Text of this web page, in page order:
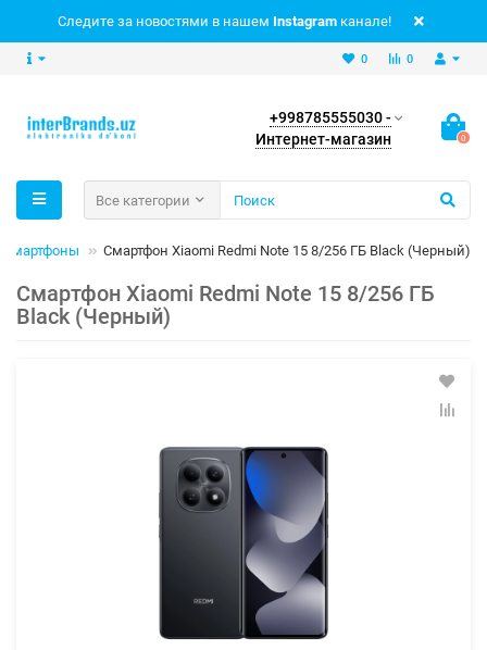
Следите за новостями в нашем Instagram канале!
0
0
+998785555030 -
Интернет-магазин
0
Все категории
Смартфоны Смартфон Xiaomi Redmi Note 15 8/256 ГБ Black (Черный)
Смартфон Xiaomi Redmi Note 15 8/256 ГБ
Black (Черный)